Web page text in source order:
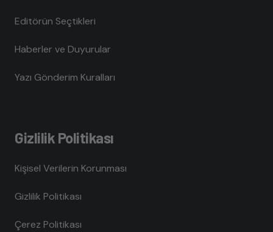
Editörün Seçtikleri
Haberler ve Duyurular
Yazı Gönderim Kuralları
Gizlilik Politikası
Kişisel Verilerin Korunması
Gizlilik Politikası
Çerez Politikası